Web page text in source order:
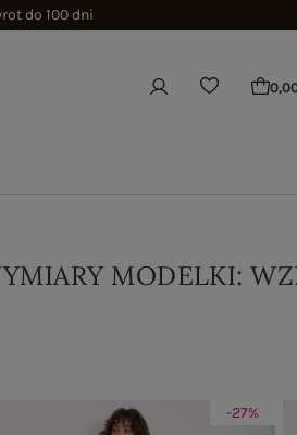
do 100 dni
MODELKI:
-27%